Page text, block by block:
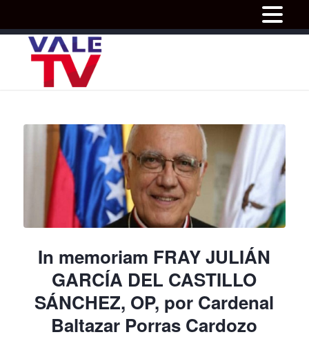
In memoriam FRAY JULIÁN
GARCÍA DEL CASTILLO
SÁNCHEZ, OP, por Cardenal
Baltazar Porras Cardozo